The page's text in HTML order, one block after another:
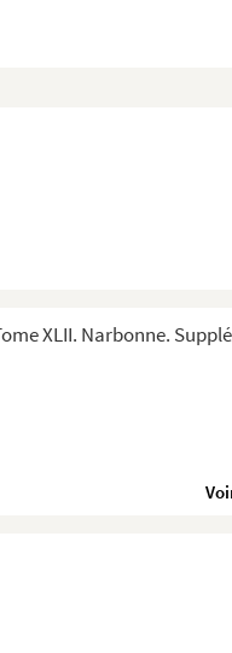
XLII. Narbonne.